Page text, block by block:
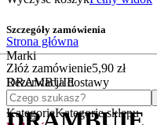
Szczegóły zamówienia
Złóż zamówienie5,90 zł
Rezerwacja dostawy
Czego szukasz?
KategorieKategorie sklepu
Strona główna
Marki
DRAMBUIE